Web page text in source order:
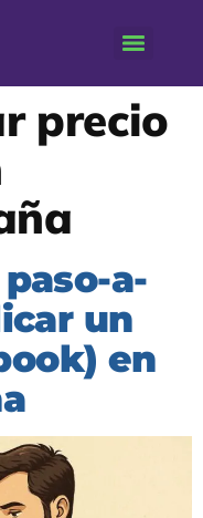
precio
a-
un
en